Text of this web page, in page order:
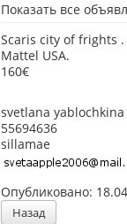
Показать все
Scaris city of frights .
Mattel USA.
160€
svetlana yablochkina
55694636
sillamae
Опубликовано:
Назад